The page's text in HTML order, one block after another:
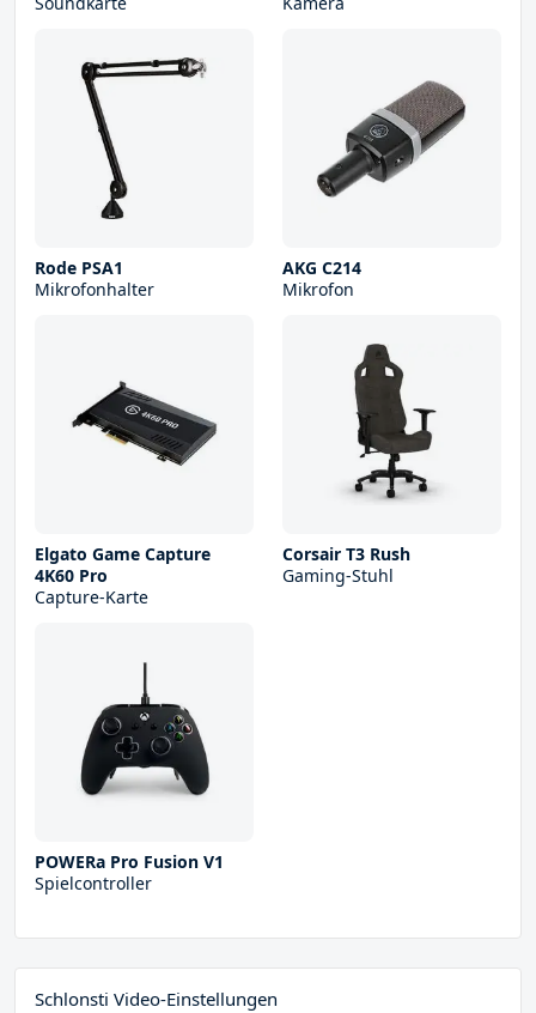
Rode PSA1
Mikrofonhalter
AKG C214
Mikrofon
Elgato Game Capture
4K60 Pro
Capture-Karte
Corsair T3 Rush
Gaming-Stuhl
POWERa Pro Fusion V1
Spielcontroller
Schlonsti Video-Einstellungen